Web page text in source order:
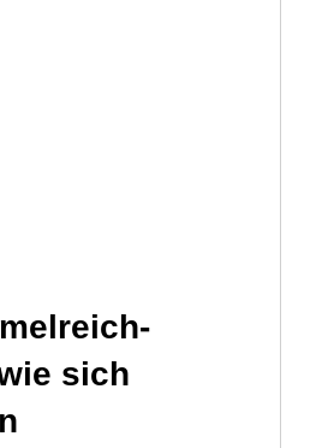
sich